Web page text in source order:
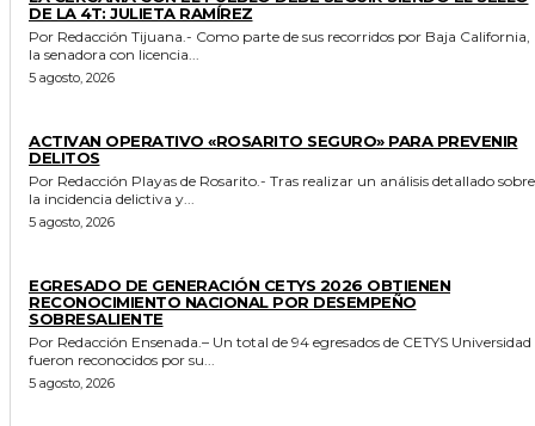
DE LA 4T: JULIETA RAMÍREZ
Por Redacción Tijuana.- Como parte de sus recorridos por Baja California,
la senadora con licencia...
5 agosto, 2026
ACTIVAN OPERATIVO «ROSARITO SEGURO» PARA PREVENIR
DELITOS
Por Redacción Playas de Rosarito.- Tras realizar un análisis detallado sobre
la incidencia delictiva y...
5 agosto, 2026
EGRESADO DE GENERACIÓN CETYS 2026 OBTIENEN
RECONOCIMIENTO NACIONAL POR DESEMPEÑO
SOBRESALIENTE
Por Redacción Ensenada.– Un total de 94 egresados de CETYS Universidad
fueron reconocidos por su...
5 agosto, 2026